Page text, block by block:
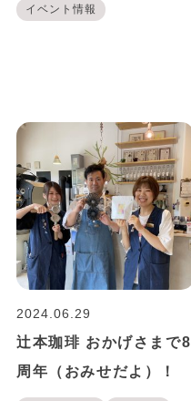
イベント情報
2024.06.29
辻本珈琲 おかげさまで8
周年（おみせだよ）！